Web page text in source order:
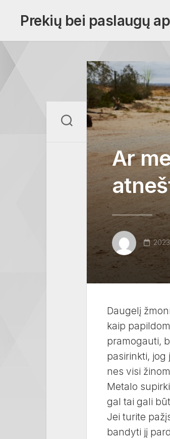
contentPrekių bei paslaugų
Ar
Daugelį
kaip
pramogauti,
pasirinkti, jog
nes visi
Metalo
gal tai gali
Jei turite
bandyti jį